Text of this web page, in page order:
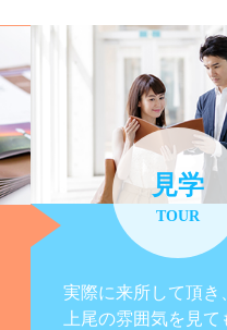
見学
TOUR
実際に来所して頂き
上尾の雰囲気を見て